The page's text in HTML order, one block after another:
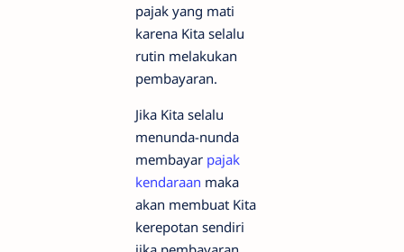
pajak yang mati
karena Kita selalu
rutin melakukan
pembayaran.
Jika Kita selalu
menunda-nunda
membayar pajak
kendaraan maka
akan membuat Kita
kerepotan sendiri